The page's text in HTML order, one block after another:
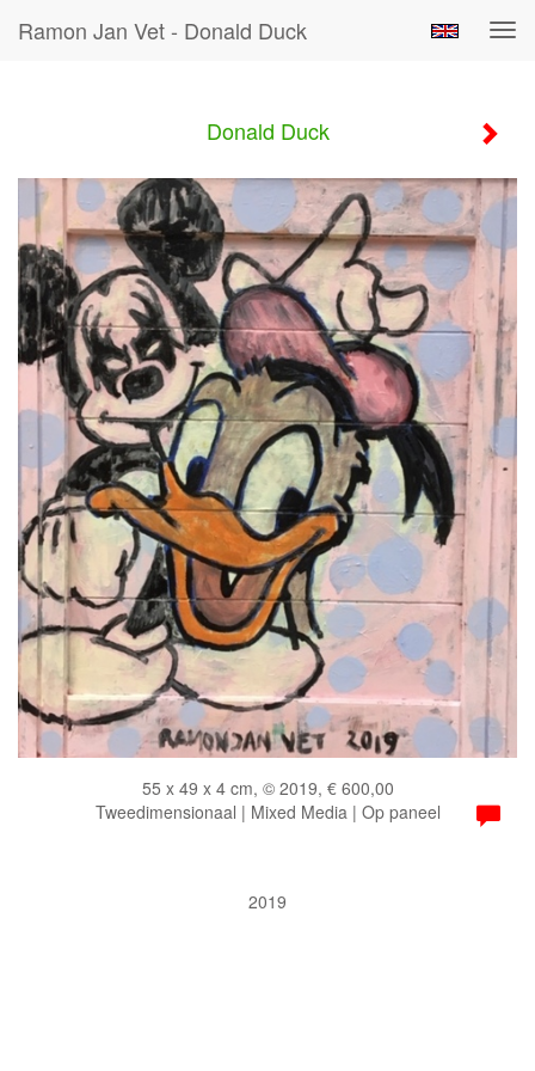
Ramon Jan Vet - Donald Duck
Donald Duck
55 x 49 x 4 cm, © 2019, € 600,00
Tweedimensionaal | Mixed Media | Op paneel
2019